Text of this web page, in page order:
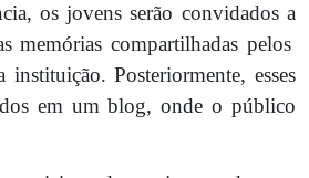
os jovens serão convidados a
memórias compartilhadas pelos
instituição. Posteriormente, esses
em um blog, onde o público